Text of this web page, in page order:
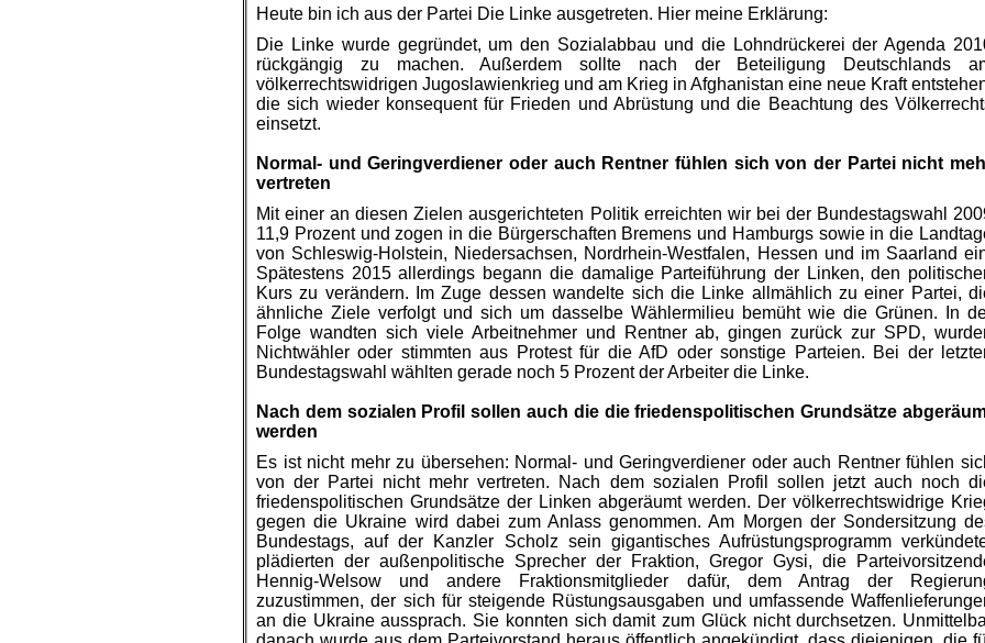
Heute bin ich aus der Partei Die Linke ausgetreten. Hier meine Erklärung:
Die Linke wurde gegründet, um den Sozialabbau und die Lohndrückerei der Agenda
rückgängig zu machen. Außerdem sollte nach der Beteiligung Deutschlands
völkerrechtswidrigen Jugoslawienkrieg und am Krieg in Afghanistan eine neue Kraft
die sich wieder konsequent für Frieden und Abrüstung und die Beachtung des
einsetzt.
Normal- und Geringverdiener oder auch Rentner fühlen sich von der Partei nicht
vertreten
Mit einer an diesen Zielen ausgerichteten Politik erreichten wir bei der Bundestagswahl
11,9 Prozent und zogen in die Bürgerschaften Bremens und Hamburgs sowie in die
von Schleswig-Holstein, Niedersachsen, Nordrhein-Westfalen, Hessen und im Saarland
Spätestens 2015 allerdings begann die damalige Parteiführung der Linken, den
Kurs zu verändern. Im Zuge dessen wandelte sich die Linke allmählich zu einer Partei,
ähnliche Ziele verfolgt und sich um dasselbe Wählermilieu bemüht wie die Grünen. In
Folge wandten sich viele Arbeitnehmer und Rentner ab, gingen zurück zur SPD,
Nichtwähler oder stimmten aus Protest für die AfD oder sonstige Parteien. Bei der
Bundestagswahl wählten gerade noch 5 Prozent der Arbeiter die Linke.
Nach dem sozialen Profil sollen auch die die friedenspolitischen Grundsätze
werden
Es ist nicht mehr zu übersehen: Normal- und Geringverdiener oder auch Rentner fühlen
von der Partei nicht mehr vertreten. Nach dem sozialen Profil sollen jetzt auch noch
friedenspolitischen Grundsätze der Linken abgeräumt werden. Der völkerrechtswidrige
gegen die Ukraine wird dabei zum Anlass genommen. Am Morgen der Sondersitzung
Bundestags, auf der Kanzler Scholz sein gigantisches Aufrüstungsprogramm
plädierten der außenpolitische Sprecher der Fraktion, Gregor Gysi, die
Hennig-Welsow und andere Fraktionsmitglieder dafür, dem Antrag der
zuzustimmen, der sich für steigende Rüstungsausgaben und umfassende
an die Ukraine aussprach. Sie konnten sich damit zum Glück nicht durchsetzen.